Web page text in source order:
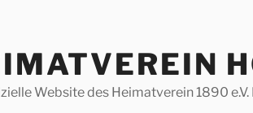
Website des Heimatverein 1890